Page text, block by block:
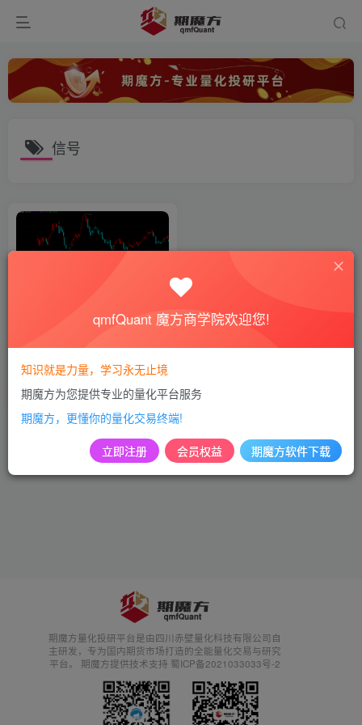
信号
系统
付费资源 99 麦语言指标
3年前 1001
期魔方量化投研平台是由四川赤壁量化科技有限公司自
主研发，专为国内期货市场打造的全能量化交易与研究
平台。 期魔方提供技术支持 蜀ICP备2021033033号-2
qmfQuant 魔方商学院欢迎您!
知识就是力量，学习永无止境
期魔方为您提供专业的量化平台服务
期魔方，更懂你的量化交易终端!
立即注册 会员权益 期魔方软件下载